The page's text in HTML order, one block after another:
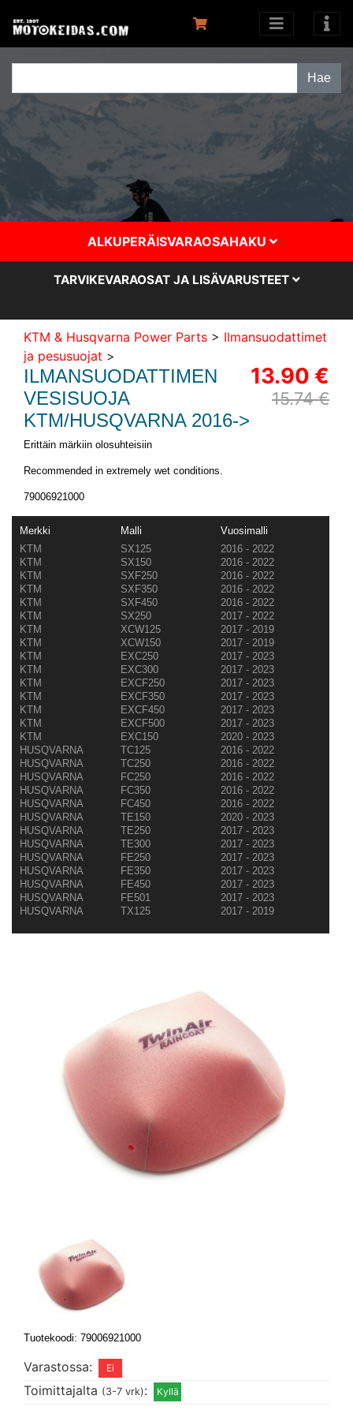
ALKUPERÄISVARAOSAHAKU
TARVIKEVARAOSAT JA LISÄVARUSTEET
KTM & Husqvarna Power Parts > Ilmansuodattimet
ja pesusuojat >
13.90 €
15.74 €
ILMANSUODATTIMEN
VESISUOJA
KTM/HUSQVARNA 2016->
Erittäin märkiin olosuhteisiin
Recommended in extremely wet conditions.
79006921000
Merkki Malli
Vuosimalli
KTM
SX125
2016 - 2022
KTM
SX150
2016 - 2022
KTM
SXF250
2016 - 2022
KTM
SXF350
2016 - 2022
KTM
SXF450
2016 - 2022
KTM
SX250
2017 - 2022
KTM
XCW125
2017 - 2019
KTM
XCW150
2017 - 2019
KTM
EXC250
2017 - 2023
KTM
EXC300
2017 - 2023
KTM
EXCF250
2017 - 2023
KTM
EXCF350
2017 - 2023
KTM
EXCF450
2017 - 2023
KTM
EXCF500
2017 - 2023
KTM
EXC150
2020 - 2023
HUSQVARNA
TC125
2016 - 2022
HUSQVARNA
TC250
2016 - 2022
HUSQVARNA
FC250
2016 - 2022
HUSQVARNA
FC350
2016 - 2022
HUSQVARNA
FC450
2016 - 2022
HUSQVARNA
TE150
2020 - 2023
HUSQVARNA
TE250
2017 - 2023
HUSQVARNA
TE300
2017 - 2023
HUSQVARNA
FE250
2017 - 2023
HUSQVARNA
FE350
2017 - 2023
HUSQVARNA
FE450
2017 - 2023
HUSQVARNA
FE501
2017 - 2023
HUSQVARNA
TX125 2017 - 2019
Tuotekoodi: 79006921000
Varastossa:
Toimittajalta (3-7 vrk):